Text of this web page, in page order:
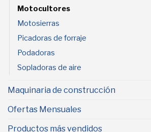
Motocultores
Motosierras
Picadoras de forraje
Podadoras
Sopladoras de aire
Maquinaria de construcción
Ofertas Mensuales
Productos más vendidos